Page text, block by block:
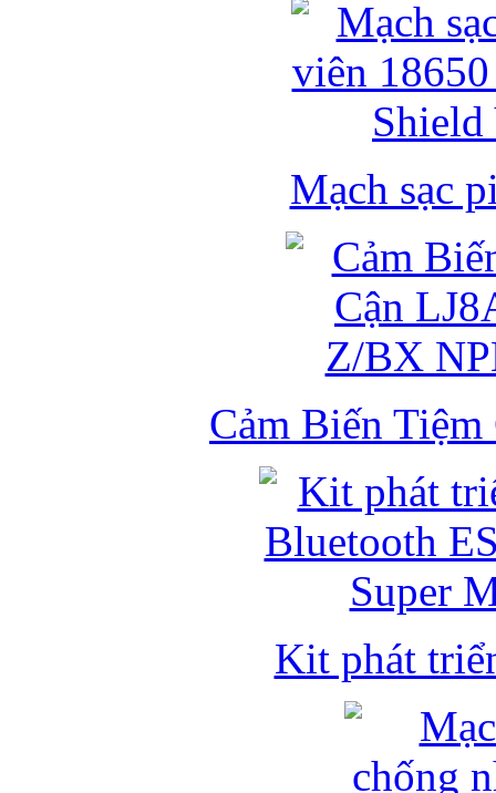
Mạch sạc
Cảm Biến
Kit phát